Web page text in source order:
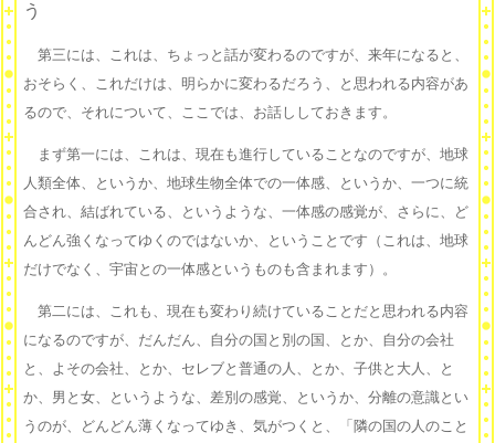
う
第三には、これは、ちょっと話が変わるのですが、来年になると、
おそらく、これだけは、明らかに変わるだろう、と思われる内容があ
るので、それについて、ここでは、お話ししておきます。
まず第一には、これは、現在も進行していることなのですが、地球
人類全体、というか、地球生物全体での一体感、というか、一つに統
合され、結ばれている、というような、一体感の感覚が、さらに、ど
んどん強くなってゆくのではないか、ということです（これは、地球
だけでなく、宇宙との一体感というものも含まれます）。
第二には、これも、現在も変わり続けていることだと思われる内容
になるのですが、だんだん、自分の国と別の国、とか、自分の会社
と、よその会社、とか、セレブと普通の人、とか、子供と大人、と
か、男と女、というような、差別の感覚、というか、分離の意識とい
うのが、どんどん薄くなってゆき、気がつくと、「隣の国の人のこと